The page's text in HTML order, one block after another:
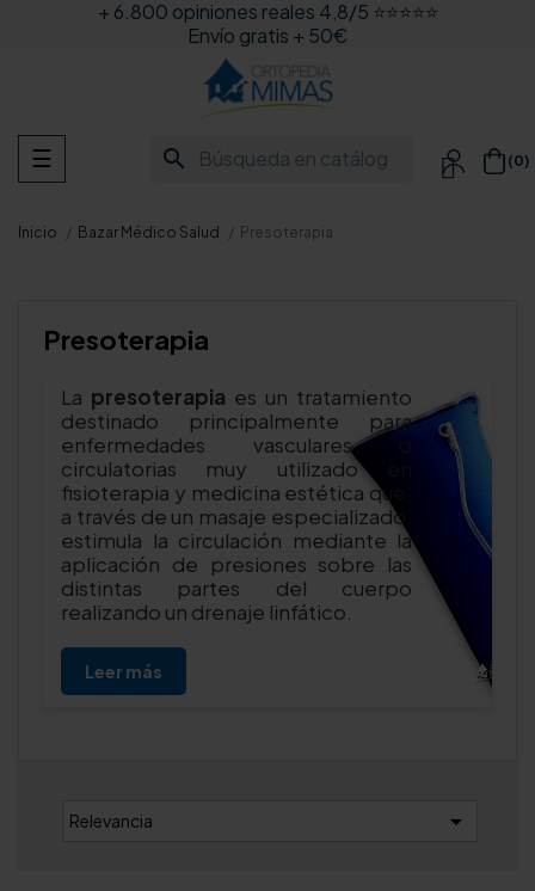
+ 6.800 opiniones reales 4,8/5 ⭐⭐⭐⭐⭐
Envío gratis + 50€
search  (0)
Navegación
de
☰
Inicio Bazar Médico Salud Presoterapia
Presoterapia
La presoterapia es un tratamiento
destinado principalmente para
enfermedades vasculares o
circulatorias muy utilizado en
fisioterapia y medicina estética que,
a través de un masaje especializado,
estimula la circulación mediante la
aplicación de presiones sobre las
distintas partes del cuerpo
realizando un drenaje linfático.
Leer más
Relevancia 